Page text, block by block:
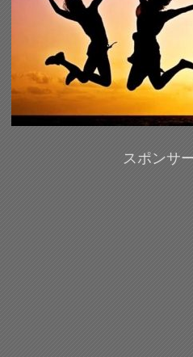
スポンサ